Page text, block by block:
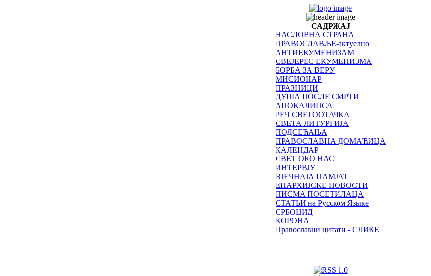
САДРЖАЈ
НАСЛОВНА СТРАНА
ПРАВОСЛАВЉЕ-актуелно
АНТИЕКУМЕНИЗАМ
СВЕЈЕРЕС ЕКУМЕНИЗМА
БОРБА ЗА ВЕРУ
МИСИОНАР
ПРАЗНИЦИ
ДУША ПОСЛЕ СМРТИ
АПОКАЛИПСА
РЕЧ СВЕТООТАЧКА
СВЕТА ЛИТУРГИЈА
ПОДСЕЋАЊА
ПРАВОСЛАВНА ДОМАЋИЦА
КАЛЕНДАР
СВЕТ ОКО НАС
ИНТЕРВЈУ
ВЈЕЧНАЈА ПАМЈАТ
ЕПАРХИЈСКЕ НОВОСТИ
ПИСМА ПОСЕТИЛАЦА
СТАТЬИ на Русском Языке
СРБОЦИД
КОРОНА
Православни цитати - СЛИКЕ